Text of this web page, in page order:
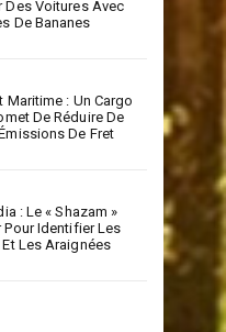
Des Voitures Avec
De Bananes
Maritime : Un Cargo
De Réduire De
De Fret
: Le « Shazam »
Pour Identifier Les
Les Araignées